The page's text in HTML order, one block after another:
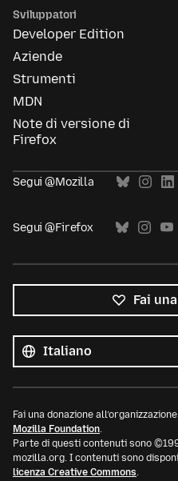
Sviluppatori
Developer Edition
Aziende
Strumenti
MDN
Note di versione di
Firefox
Segui @Mozilla
Segui @Firefox
Fai
le
lingue
Lingua
Fai una donazione
Mozilla Foundation.
Parte di questi contenuti sono
mozilla.org. I contenuti sono
licenza Creative Commons.